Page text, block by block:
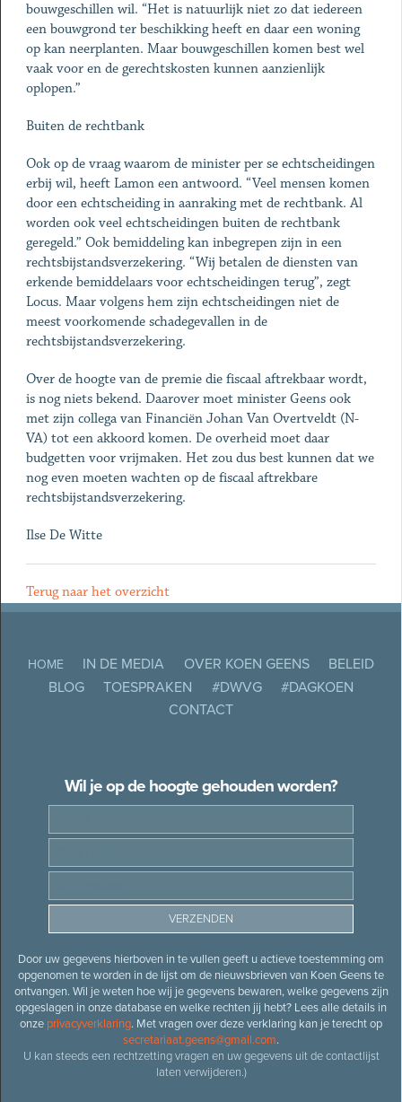
bouwgeschillen wil. “Het is natuurlijk niet zo dat iedereen
een bouwgrond ter beschikking heeft en daar een woning
op kan neerplanten. Maar bouwgeschillen komen best wel
vaak voor en de gerechtskosten kunnen aanzienlijk
oplopen.”
Buiten de rechtbank
Ook op de vraag waarom de minister per se echtscheidingen
erbij wil, heeft Lamon een antwoord. “Veel mensen komen
door een echtscheiding in aanraking met de rechtbank. Al
worden ook veel echtscheidingen buiten de rechtbank
geregeld.” Ook bemiddeling kan inbegrepen zijn in een
rechtsbijstandsverzekering. “Wij betalen de diensten van
erkende bemiddelaars voor echtscheidingen terug”, zegt
Locus. Maar volgens hem zijn echtscheidingen niet de
meest voorkomende schadegevallen in de
rechtsbijstandsverzekering.
Over de hoogte van de premie die fiscaal aftrekbaar wordt,
is nog niets bekend. Daarover moet minister Geens ook
met zijn collega van Financiën Johan Van Overtveldt (N-
VA) tot een akkoord komen. De overheid moet daar
budgetten voor vrijmaken. Het zou dus best kunnen dat we
nog even moeten wachten op de fiscaal aftrekbare
rechtsbijstandsverzekering.
Ilse De Witte
Terug naar het overzicht
HOME IN DE MEDIA OVER KOEN GEENS
BELEID
BLOG
TOESPRAKEN #DWVG
#DAGKOEN
CONTACT
Wil je op de hoogte gehouden worden?
Door uw gegevens hierboven in te vullen geeft u actieve toestemming om
opgenomen te worden in de lijst om de nieuwsbrieven van Koen Geens te
ontvangen. Wil je weten hoe wij je gegevens bewaren, welke gegevens zijn
opgeslagen in onze database en welke rechten jij hebt? Lees alle details in
onze privacyverklaring. Met vragen over deze verklaring kan je terecht op
secretariaat.geens@gmail.com.
U kan steeds een rechtzetting vragen en uw gegevens uit de contactlijst
laten verwijderen.)